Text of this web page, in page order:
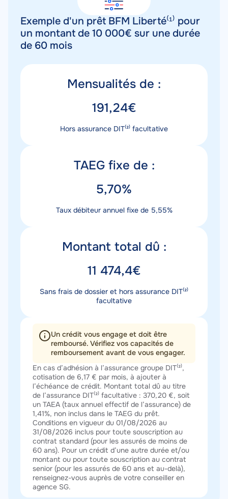
Exemple d'un prêt BFM Liberté⁽¹⁾ pour
un montant de 10 000€ sur une durée
de 60 mois
Mensualités de :
mensualités
191,24€
DescriptionHors assurance DIT⁽²⁾ facultative
TAEG fixe de :
5,70%
DescriptionTaux débiteur annuel fixe de 5,55%
Montant total dû :
montant
11 474,4€
Description
Sans frais de dossier et hors assurance DIT⁽²⁾
facultative
Un crédit vous engage et doit être
remboursé. Vérifiez vos capacités de
remboursement avant de vous engager.
Texte
En cas d’adhésion à l’assurance groupe DIT⁽²⁾,
cotisation de 6,17 € par mois, à ajouter à
l’échéance de crédit. Montant total dû au titre
de l’assurance DIT⁽²⁾ facultative : 370,20 €, soit
un TAEA (taux annuel effectif de l’assurance) de
1,41%, non inclus dans le TAEG du prêt.
Conditions en vigueur du 01/08/2026 au
31/08/2026 inclus pour toute souscription au
contrat standard (pour les assurés de moins de
60 ans). Pour un crédit d’une autre durée et/ou
montant ou pour toute souscription au contrat
senior (pour les assurés de 60 ans et au-delà),
renseignez-vous auprès de votre conseiller en
agence SG.